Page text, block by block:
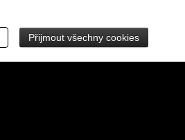
Přijmout všechny cookies